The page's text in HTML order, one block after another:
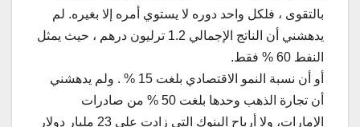
بالتقوى ، فلكل واحد دوره لا يستوي أمره إلا بغيره. لم
يدهشني أن الناتج الإجمالي 1.2 ترليون درهم ، حيث يمثل
النفط 60 % فقط.
أو أن نسبة النمو الاقتصادي بلغت 15 % . ولم يدهشني
أن تجارة الذهب وحدها بلغت 50 % من صادرات
الإمارات، ولا أرباح البنوك التي زادت على 23 مليار دولار